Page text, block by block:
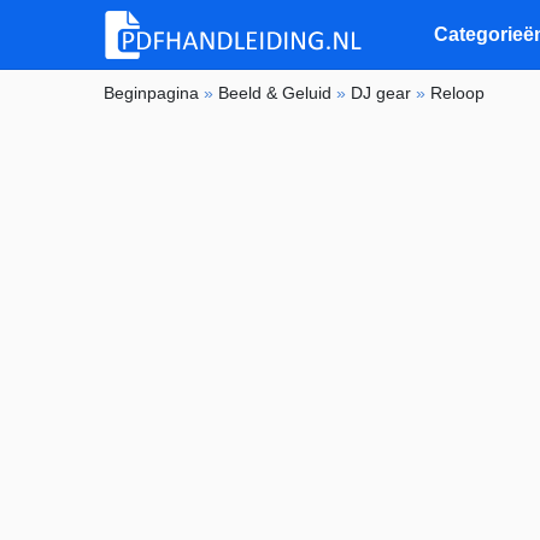
Beginpagina » Beeld & Geluid » DJ gear » Reloop